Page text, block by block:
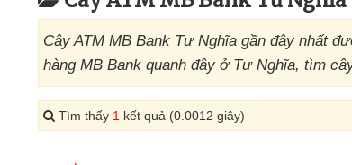
Cây ATM MB Bank Tư Nghĩa gần đây nhất
hàng MB Bank quanh đây ở Tư Nghĩa, tìm
Tìm thấy 1 kết quả (0.0012 giây)